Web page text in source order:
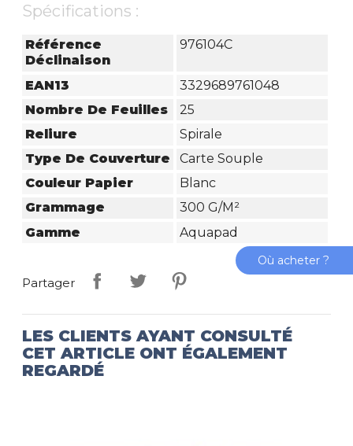
Spécifications :
Référence
Déclinaison
976104C
EAN13
3329689761048
Nombre De Feuilles
25
Reliure
Spirale
Type De Couverture
Carte Souple
Couleur Papier
Blanc
Grammage
300 G/m²
Gamme
Aquapad
Partager
LES CLIENTS AYANT CONSULTÉ
CET ARTICLE ONT ÉGALEMENT
REGARDÉ
Où acheter ?